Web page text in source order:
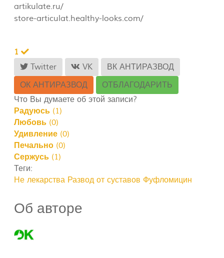
artikulate.ru/
store-articulat.healthy-looks.com/
1
Twitter
VK
ВК АНТИРАЗВОД
ОК АНТИРАЗВОД
ОТБЛАГОДАРИТЬ
Что Вы думаете об этой записи?
Радуюсь (1)
Любовь (0)
Удивление (0)
Печально (0)
Сержусь (1)
Теги:
Не лекарства Развод от суставов Фуфломицин
Об авторе